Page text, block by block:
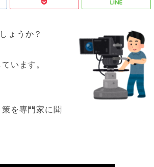
ょうか？
います。
を専門家に聞